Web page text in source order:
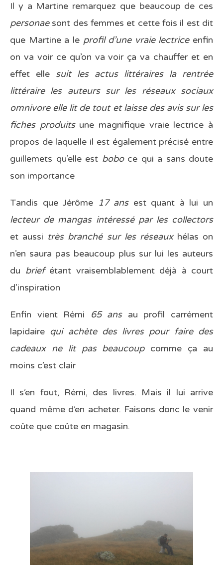
Il y a Martine remarquez que beaucoup de ces
personaesont des femmes et cette fois il est dit
que Martine a le profil d’une vraie lectriceenfin
on va voir ce qu’on va voir ça va chauffer et en
effet elle suit les actus littéraires la rentrée
littéraire les auteurs sur les réseaux sociaux
omnivore elle lit de tout et laisse des avis sur les
fiches produitsune magnifique vraie lectrice à
propos de laquelle il est également précisé entre
guillemets qu’elle est boboce qui a sans doute
son importance
Tandis que Jérôme 17 ans est quant à lui un
lecteur de mangas intéressé par les collectors
et aussi très branché sur les réseauxhélas on
n’en saura pas beaucoup plus sur lui les auteurs
du briefétant vraisemblablement déjà à court
d’inspiration
Enfin vient Rémi 65 ansau profil carrément
lapidaire qui achète des livres pour faire des
cadeaux ne lit pas beaucoupcomme ça au
moins c’est clair
Il s’en fout, Rémi, des livres. Mais il lui arrive
quand même d’en acheter. Faisons donc le venir
coûte que coûte en magasin.